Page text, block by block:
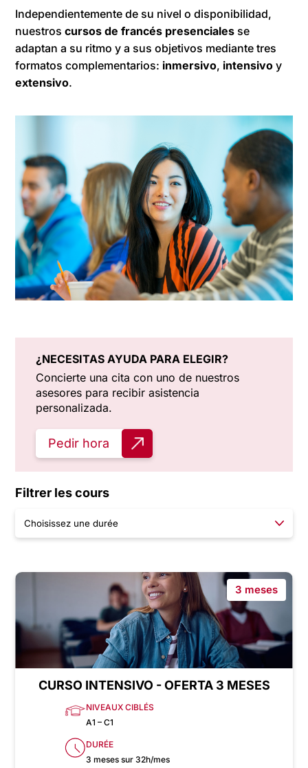
Independientemente de su nivel o disponibilidad,
nuestroscursos de francés presenciales se
adaptan a su ritmo y a sus objetivos mediante tres
formatos complementarios: inmersivo, intensivo y
extensivo.
Filtrer les cours
¿NECESITAS AYUDA PARA ELEGIR?
Concierte una cita con uno de nuestros
asesores para recibir asistencia
personalizada.
Pedir hora
3 meses
CURSO INTENSIVO - OFERTA 3 MESES
NIVEAUX CIBLÉS
A1 – C1
DURÉE
3 meses sur 32h/mes